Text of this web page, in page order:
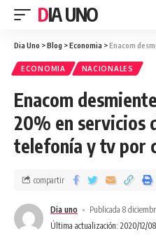
DIA UNO
Dia Uno >Blog >Economia >Enacom desmiente
ECONOMIA NACIONALES
Enacom
20% en servicios
telefonía y tv por
Última actualización: 2020/12/
Dia uno Publicada 8
compartir